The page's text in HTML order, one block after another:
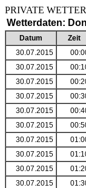
PRIVATE
Wetterdaten:
Datum Zeit
30.07.2015
30.07.2015
30.07.2015
30.07.2015
30.07.2015
30.07.2015
30.07.2015
30.07.2015
30.07.2015
30.07.2015